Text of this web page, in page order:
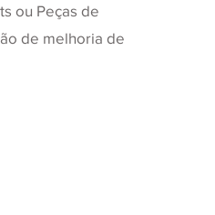
ou Peças de
de melhoria de